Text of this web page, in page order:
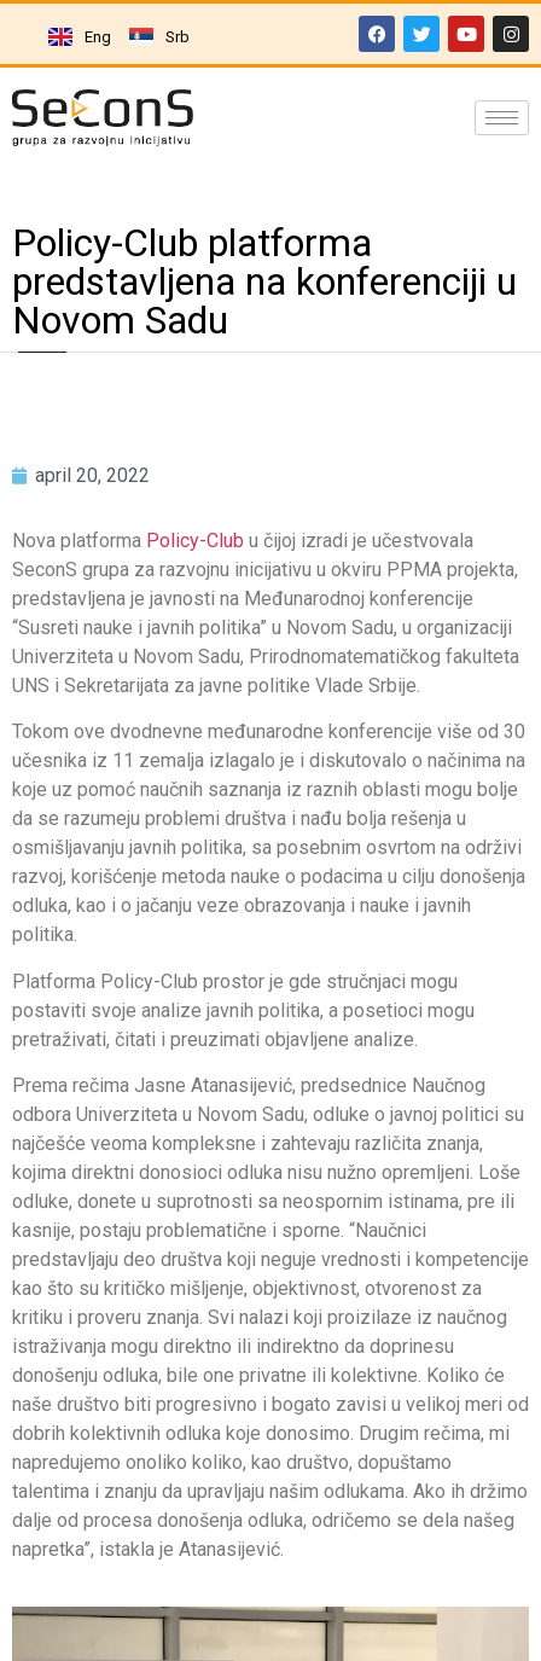
Eng Srb
Policy-Club platforma
predstavljena na konferenciji u
Novom Sadu
april 20, 2022
Nova platforma Policy-Club u čijoj izradi je učestvovala
SeconS grupa za razvojnu inicijativu u okviru PPMA projekta,
predstavljena je javnosti na Međunarodnoj konferencije
“Susreti nauke i javnih politika” u Novom Sadu, u organizaciji
Univerziteta u Novom Sadu, Prirodnomatematičkog fakulteta
UNS i Sekretarijata za javne politike Vlade Srbije.
Tokom ove dvodnevne međunarodne konferencije više od 30
učesnika iz 11 zemalja izlagalo je i diskutovalo o načinima na
koje uz pomoć naučnih saznanja iz raznih oblasti mogu bolje
da se razumeju problemi društva i nađu bolja rešenja u
osmišljavanju javnih politika, sa posebnim osvrtom na održivi
razvoj, korišćenje metoda nauke o podacima u cilju donošenja
odluka, kao i o jačanju veze obrazovanja i nauke i javnih
politika.
Platforma Policy-Club prostor je gde stručnjaci mogu
postaviti svoje analize javnih politika, a posetioci mogu
pretraživati, čitati i preuzimati objavljene analize.
Prema rečima Jasne Atanasijević, predsednice Naučnog
odbora Univerziteta u Novom Sadu, odluke o javnoj politici su
najčešće veoma kompleksne i zahtevaju različita znanja,
kojima direktni donosioci odluka nisu nužno opremljeni. Loše
odluke, donete u suprotnosti sa neospornim istinama, pre ili
kasnije, postaju problematične i sporne. “Naučnici
predstavljaju deo društva koji neguje vrednosti i kompetencije
kao što su kritičko mišljenje, objektivnost, otvorenost za
kritiku i proveru znanja. Svi nalazi koji proizilaze iz naučnog
istraživanja mogu direktno ili indirektno da doprinesu
donošenju odluka, bile one privatne ili kolektivne. Koliko će
naše društvo biti progresivno i bogato zavisi u velikoj meri od
dobrih kolektivnih odluka koje donosimo. Drugim rečima, mi
napredujemo onoliko koliko, kao društvo, dopuštamo
talentima i znanju da upravljaju našim odlukama. Ako ih držimo
dalje od procesa donošenja odluka, odričemo se dela našeg
napretka”, istakla je Atanasijević.